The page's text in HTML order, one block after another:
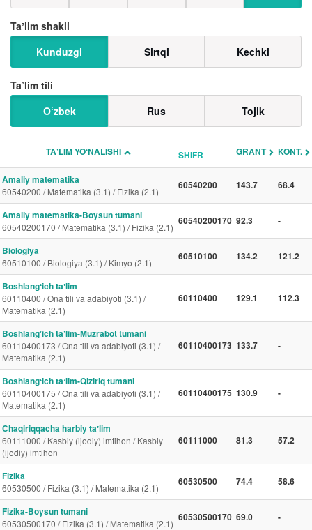
Taʼlim shakli
Kunduzgi
Sirtqi Kechki
Ta’lim tili
O‘zbek
Rus Tojik
TAʼLIM YO‘NALISHI SHIFR GRANT KONT.
Amaliy matematika
60540200 / Matematika (3.1) / Fizika (2.1)
60540200 143.7 68.4
Amaliy matematika-Boysun tumani
60540200170 / Matematika (3.1) / Fizika (2.1)
60540200170 92.3 -
Biologiya
60510100 / Biologiya (3.1) / Kimyo (2.1)
60510100 134.2 121.2
Boshlangʻich taʼlim
60110400 / Ona tili va adabiyoti (3.1) /
Matematika (2.1)
60110400 129.1 112.3
Boshlangʻich taʼlim-Muzrabot tumani
60110400173 / Ona tili va adabiyoti (3.1) /
Matematika (2.1)
60110400173 133.7 -
Boshlangʻich taʼlim-Qiziriq tumani
60110400175 / Ona tili va adabiyoti (3.1) /
Matematika (2.1)
60110400175 130.9 -
Chaqiriqqacha harbiy taʼlim
60111000 / Kasbiy (ijodiy) imtihon / Kasbiy
(ijodiy) imtihon
60111000 81.3 57.2
Fizika
60530500 / Fizika (3.1) / Matematika (2.1)
60530500 74.4 58.6
Fizika-Boysun tumani
60530500170 / Fizika (3.1) / Matematika (2.1)
60530500170 69.0 -